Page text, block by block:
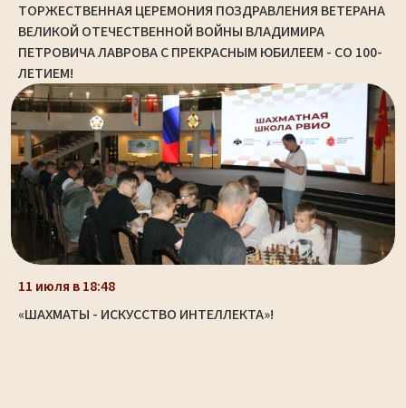
ТОРЖЕСТВЕННАЯ ЦЕРЕМОНИЯ ПОЗДРАВЛЕНИЯ ВЕТЕРАНА
ВЕЛИКОЙ ОТЕЧЕСТВЕННОЙ ВОЙНЫ ВЛАДИМИРА
ПЕТРОВИЧА ЛАВРОВА С ПРЕКРАСНЫМ ЮБИЛЕЕМ - СО 100-
ЛЕТИЕМ!
11 июля в 18:48
«ШАХМАТЫ - ИСКУССТВО ИНТЕЛЛЕКТА»!